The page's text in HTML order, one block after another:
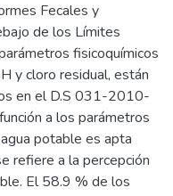
Fecales y
de los Límites
fisicoquímicos
y cloro residual, están
en el D.S 031-2010-
a los parámetros
potable es apta
refiere a la percepción
El 58.9 % de los